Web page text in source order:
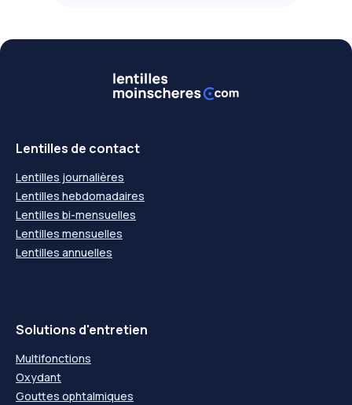
Lentilles de contact
Lentilles journalières
Lentilles hebdomadaires
Lentilles bi-mensuelles
Lentilles mensuelles
Lentilles annuelles
Solutions d'entretien
Multifonctions
Oxydant
Gouttes ophtalmiques